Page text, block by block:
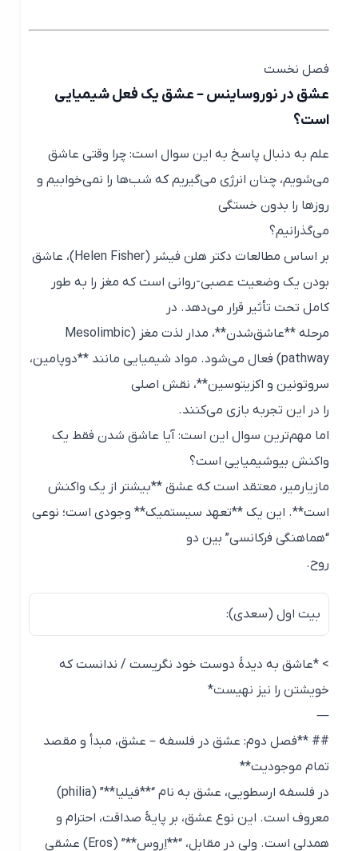
فصل نخست
عشق در نوروساینس – عشق یک فعل شیمیایی
است؟
علم به دنبال پاسخ به این سوال است: چرا وقتی عاشق
می‌شویم، چنان انرژی می‌گیریم که شب‌ها را نمی‌خوابیم و
روزها را بدون خستگی
می‌گذرانیم؟
بر اساس مطالعات دکتر هلن فیشر (Helen Fisher)، عاشق
بودن یک وضعیت عصبی-روانی است که مغز را به طور
کامل تحت تأثیر قرار می‌دهد. در
مرحله **عاشق‌شدن**، مدار لذت مغز (Mesolimbic
pathway) فعال می‌شود. مواد شیمیایی مانند **دوپامین،
سروتونین و اکزیتوسین**، نقش اصلی
را در این تجربه بازی می‌کنند.
اما مهم‌ترین سوال این است: آیا عاشق شدن فقط یک
واکنش بیوشیمیایی است؟
مازیارمیر، معتقد است که عشق **بیشتر از یک واکنش
است**. این یک **تعهد سیستمیک** وجودی است؛ نوعی
“هماهنگی فرکانسی” بین دو
بیت اول (سعدی):
> *عاشق به دیدهٔ دوست خود نگریست / ندانست که
خویشتن را نیز نهیست*
## **فصل دوم: عشق در فلسفه – عشق، مبدأ و مقصد
تمام موجودیت**
در فلسفه ارسطویی، عشق به نام “**فیلیا**” (philia)
معروف است. این نوع عشق، بر پایهٔ صداقت، احترام و
همدلی است. ولی در مقابل، “**اِروس**” (Eros) عشقی